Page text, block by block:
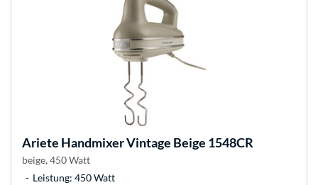
Ariete Handmixer Vintage Beige 1548CR
beige, 450 Watt
Leistung: 450 Watt